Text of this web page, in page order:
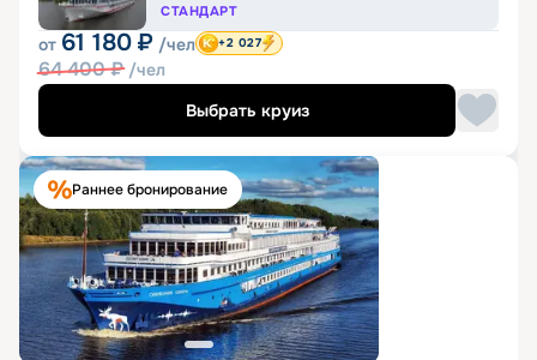
СТАНДАРТ
от 61 180 ₽ /чел
64 400₽ /чел
+2 027
Выбрать круиз
Раннее бронирование